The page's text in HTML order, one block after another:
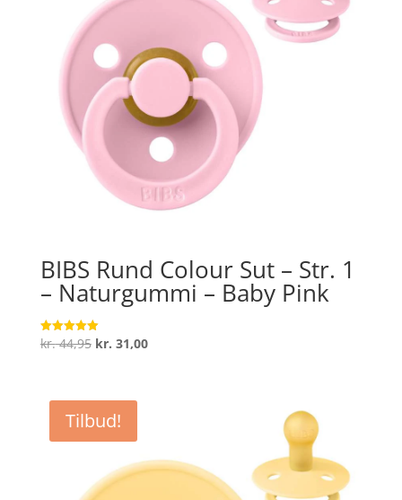
BIBS Rund Colour Sut – Str. 1
– Naturgummi – Baby Pink
Vurderet
5
kr.44,95 Den
var:
kr. 44,95.
kr. 31,00Den
Tilbud!